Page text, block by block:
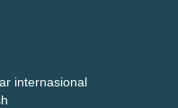
internasional